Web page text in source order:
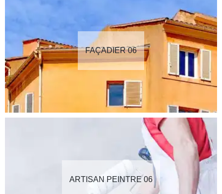
FAÇADIER 06
ARTISAN PEINTRE 06